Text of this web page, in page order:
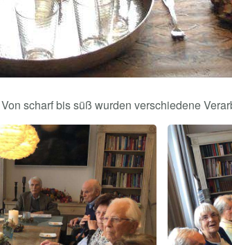
scharf bis süß wurden verschiedene